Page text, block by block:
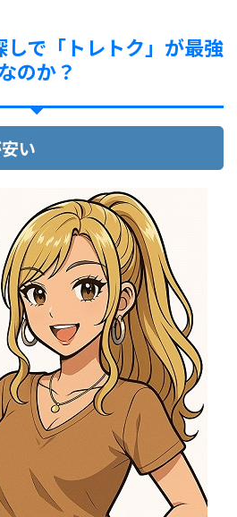
で「トレトク」が最強
のか？
い